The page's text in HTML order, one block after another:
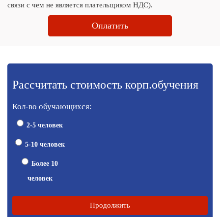
связи с чем не является плательщиком НДС).
Оплатить
Рассчитать стоимость корп.обучения
Кол-во обучающихся:
2-5 человек
5-10 человек
Более 10
человек
Продолжить